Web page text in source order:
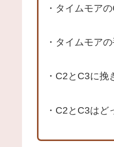
・タイムモア
・タイムモア
・C2とC3に
・C2とC3は